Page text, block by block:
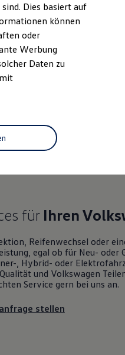
für Ihren
Reifenwechsel oder
egal ob für Neu- oder
, Hybrid- oder
und Volkswagen
Service gern bei uns an.
stellen
Dies basiert auf
können
oder
Werbung
Daten zu